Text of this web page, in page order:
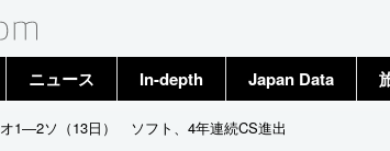
ニュース
トップ
In-depth Japan Data
オ1―2ソ（13日） ソフト、4年連続CS進出